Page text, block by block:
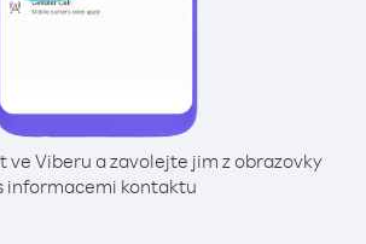
ve Viberu a zavolejte jim z obrazovky
informacemi kontaktu